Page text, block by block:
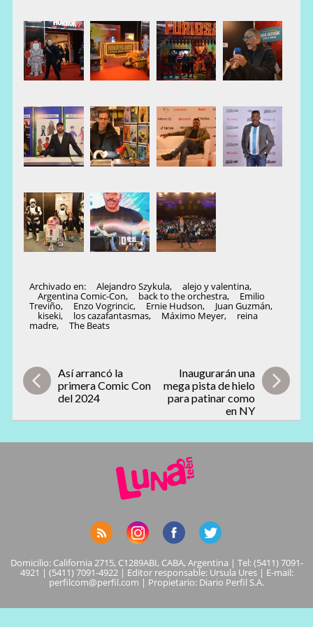
Archivado en: Alejandro Szykula, alejo y valentina,
Argentina Comic-Con, back to the orchestra, Emilio
Treviño, Enzo Vogrincic, Ernie Hudson, Juan Guzmán,
kiseki, los cazafantasmas, Máximo Meyer, reina
madre, The Beats
Así arrancó la
primera Comic Con
del 2024
Inaugurarán una
mega pista de hielo
para patinar como
en NY
Domicilio: California 2715, C1289ABI, CABA, Argentina | Tel: (5411) 7091-
4921 | (5411) 7091-4922 | Editor responsable: Ursula Ures | E-mail:
perfilcom@perfil.com | Propietario: Diario Perfil S.A.